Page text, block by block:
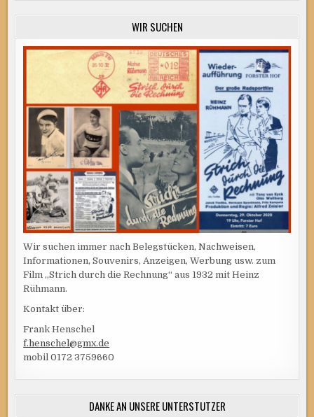
WIR SUCHEN
Wir suchen immer nach Belegstücken, Nachweisen,
Informationen, Souvenirs, Anzeigen, Werbung usw. zum
Film „Strich durch die Rechnung“ aus 1932 mit Heinz
Rühmann.
Kontakt über:
Frank Henschel
f.henschel@gmx.de
mobil 0172 3759660
DANKE AN UNSERE UNTERSTÜTZER